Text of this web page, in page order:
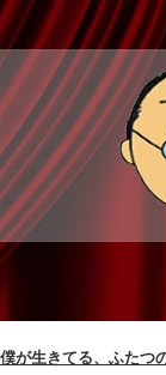
僕が生きてる、ふたつ